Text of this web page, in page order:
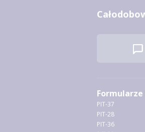
Formularze
PIT-37
PIT-28
PIT-36